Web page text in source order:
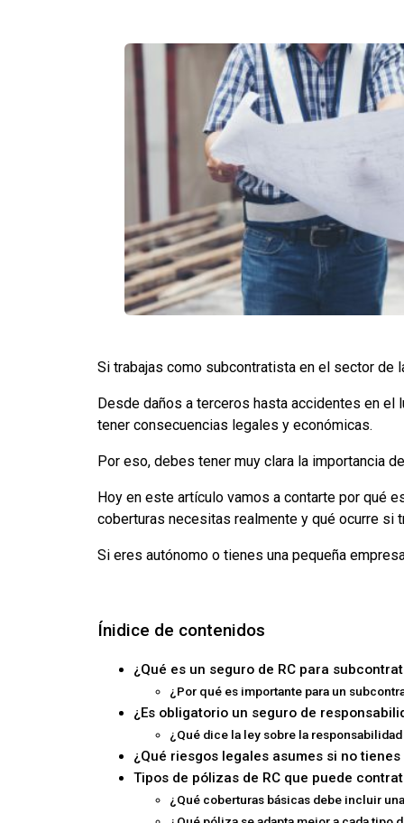
Si trabajas como subcontratista en el sector de
Desde daños a terceros hasta accidentes en
tener consecuencias legales y económicas.
Por eso, debes tener muy clara la importancia
Hoy en este artículo vamos a contarte por qué
coberturas necesitas realmente y qué ocurre si
Si eres autónomo o tienes una pequeña
Ínidice de contenidos
¿Qué es un seguro de RC para
¿Por qué es importante para un
¿Es obligatorio un seguro de
¿Qué dice la ley sobre la
¿Qué riesgos legales asumes si no
Tipos de pólizas de RC que puede
¿Qué coberturas básicas debe incluir